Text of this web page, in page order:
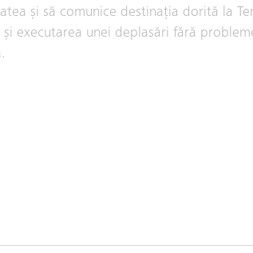
și să comunice destinația dorită la
executarea unei deplasări fără